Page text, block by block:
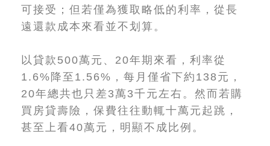
可接受；但若僅為獲取略低的利率，從長
遠還款成本來看並不划算。
以貸款500萬元、20年期來看，利率從
1.6%降至1.56%，每月僅省下約138元，
20年總共也只差3萬3千元左右。然而若購
買房貸壽險，保費往往動輒十萬元起跳，
甚至上看40萬元，明顯不成比例。